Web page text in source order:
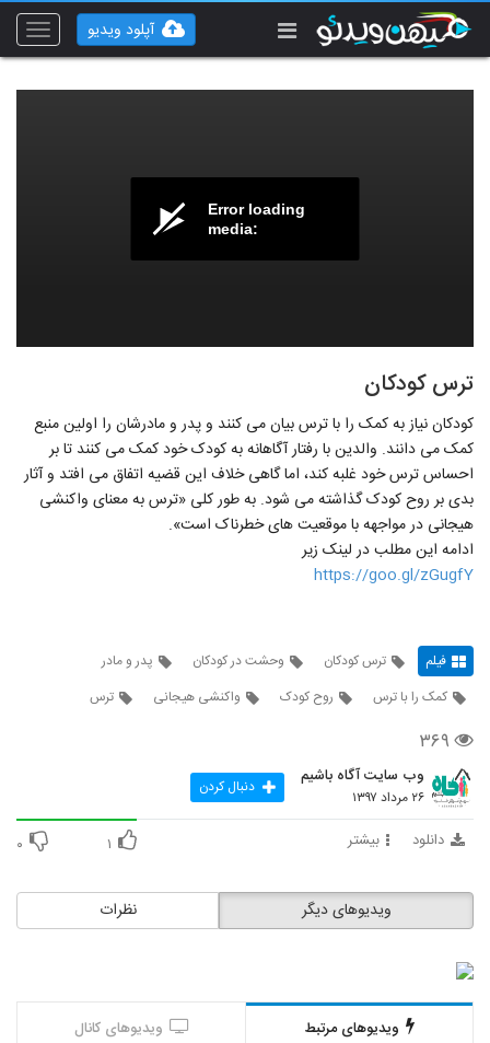
Toggle
آپلود ویدیو
Error loading
media:
ترس کودکان
کودکان نیاز به کمک را با ترس بیان می کنند و پدر و مادرشان را اولین منبع
کمک می دانند. والدین با رفتار آگاهانه به کودک خود کمک می کنند تا بر
احساس ترس خود غلبه کند، اما گاهی خلاف این قضیه اتفاق می افتد و آثار
بدی بر روح کودک گذاشته می شود. به طور کلی «ترس به معنای واکنشی
هیجانی در مواجهه با موقعیت های خطرناک است».
ادامه اين مطلب در لينک زير
https://goo.gl/zGugfY
فیلم ترس کودکان وحشت در کودکان
پدر و مادر
کمک را با ترس
روح کودک واکنشی هیجانی ترس
۳۶۹
وب سایت آگاه باشیم
۲۶ مرداد ۱۳۹۷ دنبال کردن
دانلود بیشتر ۱ ۰
نظرات ویدیوهای دیگر
ویدیوهای مرتبط ویدیوهای کانال